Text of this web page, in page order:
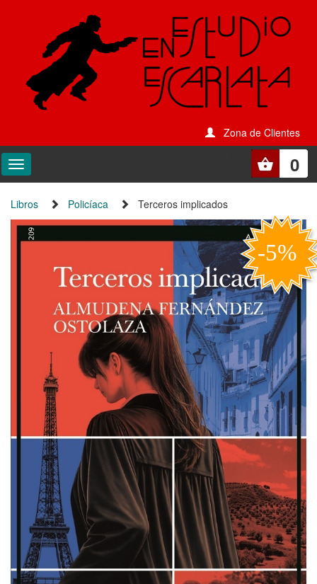
Zona de Clientes
0
Libros Policíaca Terceros implicados